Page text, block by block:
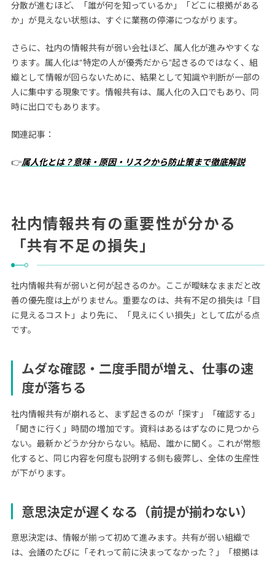
分散が進むほど、「誰が何を知っているか」「どこに根拠がある
か」が見えない状態は、すぐに業務の停滞につながります。
さらに、社内の情報共有が弱い会社ほど、属人化が進みやすくな
ります。属人化は“特定の人が優秀だから”起きるのではなく、組
織として情報が回らないために、結果として知識や判断が一部の
人に集中する現象です。情報共有は、属人化の入口でもあり、同
時に出口でもあります。
関連記事：
👉属人化とは？意味・原因・リスクから防止策まで徹底解説
社内情報共有の重要性が分かる
「共有不足の損失」
社内情報共有が弱いと何が起きるのか。ここが曖昧なままだと改
善の優先度は上がりません。重要なのは、共有不足の損失は「目
に見えるコスト」より先に、「見えにくい損失」として広がる点
です。
ムダな確認・二度手間が増え、仕事の速
度が落ちる
社内情報共有が崩れると、まず起きるのが「探す」「確認する」
「聞きに行く」時間の増加です。資料はあるはずなのに見つから
ない。最新かどうか分からない。結局、誰かに聞く。これが常態
化すると、同じ内容を何度も説明する側も疲弊し、全体の生産性
が下がります。
意思決定が遅くなる（前提が揃わない）
意思決定は、情報が揃って初めて進みます。共有が弱い組織で
は、会議のたびに「それって前に決まってなかった？」「根拠は